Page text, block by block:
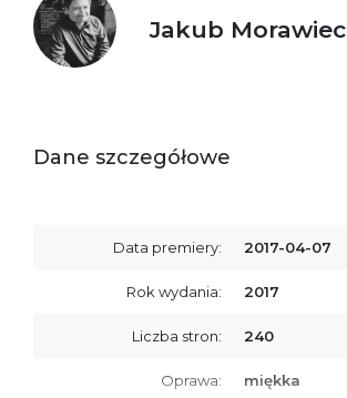
Jakub Morawiec
Dane szczegółowe
Data premiery: 2017-04-07
Rok wydania: 2017
Liczba stron: 240
Oprawa: miękka